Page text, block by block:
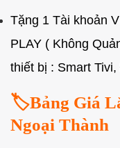
Tặng 1 Tài khoản
PLAY ( Không
thiết bị : Smart
🏷️Bảng Giá
Ngoại Thành